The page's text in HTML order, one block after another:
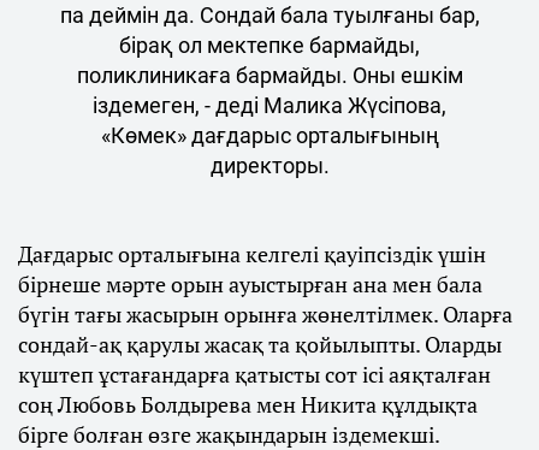
па деймін да. Сондай бала туылғаны бар,
бірақ ол мектепке бармайды,
поликлиникаға бармайды. Оны ешкім
іздемеген, - деді Малика Жүсіпова,
«Көмек» дағдарыс орталығының
директоры.
Дағдарыс орталығына келгелі қауіпсіздік үшін
бірнеше мәрте орын ауыстырған ана мен бала
бүгін тағы жасырын орынға жөнелтілмек. Оларға
сондай-ақ қарулы жасақ та қойылыпты. Оларды
күштеп ұстағандарға қатысты сот ісі аяқталған
соң Любовь Болдырева мен Никита құлдықта
бірге болған өзге жақындарын іздемекші.